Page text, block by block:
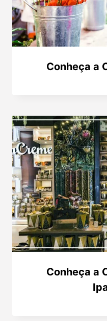
Conheça a
Conheça a